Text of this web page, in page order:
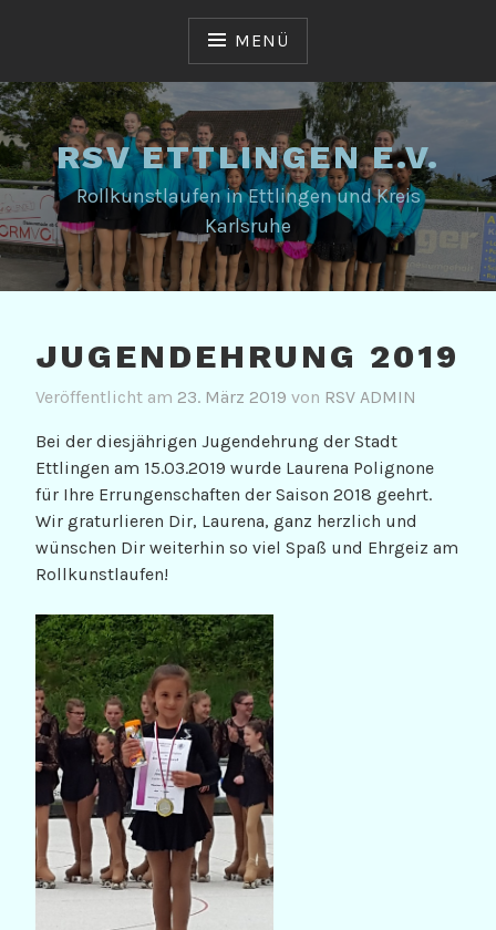
MENÜ
RSV ETTLINGEN E.V.
Rollkunstlaufen in Ettlingen und Kreis
Karlsruhe
JUGENDEHRUNG 2019
Veröffentlicht am 23. März 2019 von RSV ADMIN
Bei der diesjährigen Jugendehrung der Stadt
Ettlingen am 15.03.2019 wurde Laurena Polignone
für Ihre Errungenschaften der Saison 2018 geehrt.
Wir graturlieren Dir, Laurena, ganz herzlich und
wünschen Dir weiterhin so viel Spaß und Ehrgeiz am
Rollkunstlaufen!